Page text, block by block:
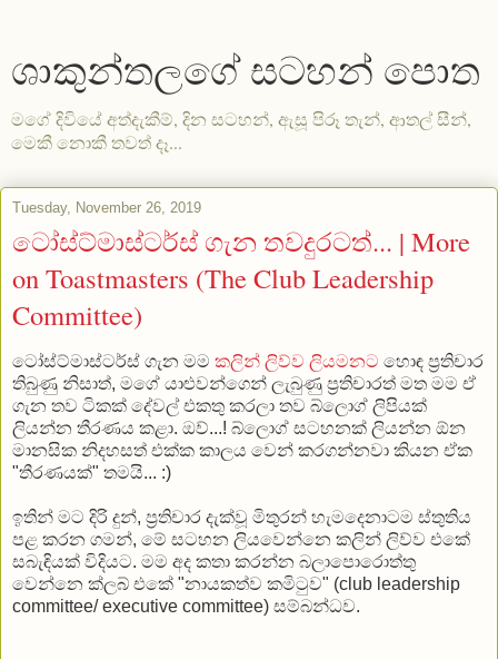
ශාකුන්තලගේ සටහන් පොත
මගේ දිවියේ අත්දැකීම්, දින සටහන්, ඇසූ පිරූ තැන්, ආතල් සීන්,
මෙකී නොකී තවත් දෑ...
Tuesday, November 26, 2019
ටෝස්ට්මාස්ටර්ස් ගැන තවදුරටත්... | More
on Toastmasters (The Club Leadership
Committee)
ටෝස්ට්මාස්ටර්ස් ගැන මම කලින් ලිව්ව ලියමනට හොඳ ප්‍රතිචාර
තිබුණු නිසාත්, මගේ යාළුවන්ගෙන් ලැබුණු ප්‍රතිචාරත් මත මම ඒ
ගැන තව ටිකක් දේවල් එකතු කරලා තව බ්ලොග් ලිපියක්
ලියන්න තීරණය කළා. ඔව්...! බ්ලොග් සටහනක් ලියන්න ඕන
මානසික නිදහසත් එක්ක කාලය වෙන් කරගන්නවා කියන ඒක
"තීරණයක්" තමයි... :)
ඉතින් මට දිරි දුන්, ප්‍රතිචාර දැක්වූ මිතුරන් හැමදෙනාටම ස්තුතිය
පළ කරන ගමන්, මේ සටහන ලියවෙන්නෙ කලින් ලිව්ව එකේ
සබැඳියක් විදියට. මම අද කතා කරන්න බලාපොරොත්තු
වෙන්නෙ ක්ලබ් එකේ "නායකත්ව කමිටුව" (club leadership
committee/ executive committee) සම්බන්ධව.